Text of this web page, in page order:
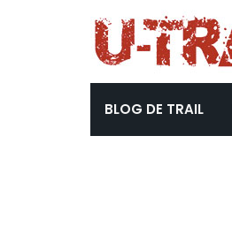
BLOG DE TRAIL